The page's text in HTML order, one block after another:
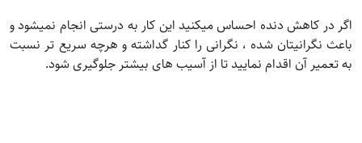
اگر در کاهش دنده احساس میکنید این کار به درستی انجام نمیشود و
باعث نگرانیتان شده ، نگرانی را کنار گداشته و هرچه سریع تر نسبت
به تعمیر آن اقدام نمایید تا از آسیب های بیشتر جلوگیری شود.